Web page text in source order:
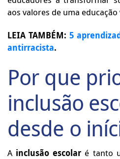
aos valores de uma
LEIA TAMBÉM: 5
antirracista.
Por que
inclusão
desde o
A inclusão escolar é tanto